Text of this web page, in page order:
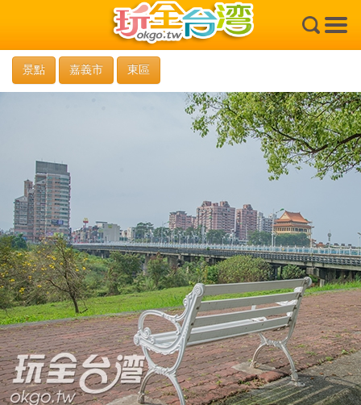
×
景點 嘉義市 東區